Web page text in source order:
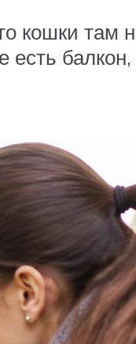
кошки там